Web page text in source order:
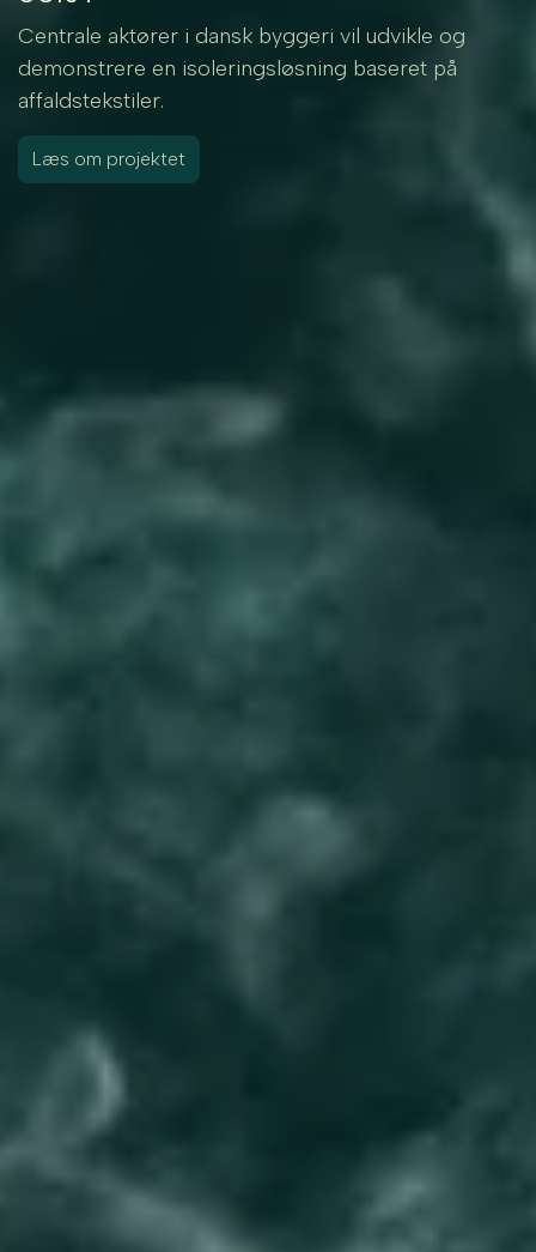
Centrale aktører i dansk byggeri vil udvikle og
demonstrere en isoleringsløsning baseret på
affaldstekstiler.
Læs om projektet